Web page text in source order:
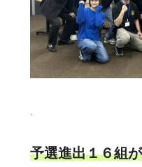
.
予選進出１６組